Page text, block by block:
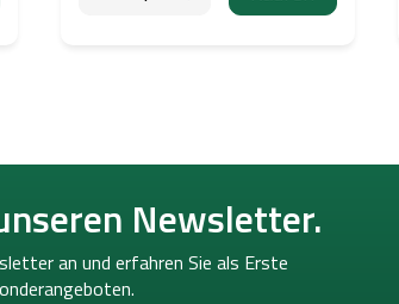
Newsletter.
an und erfahren Sie als Erste